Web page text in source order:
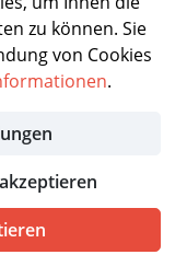
zu können. Sie
von Cookies
.